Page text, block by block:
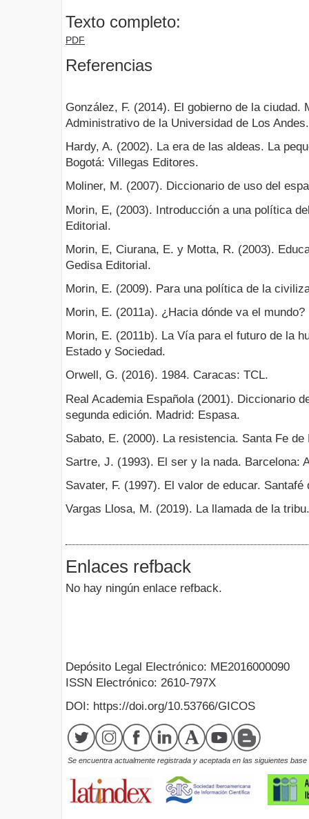
Texto completo:
PDF
Referencias
González, F. (2014). El gobierno de la ciudad.
Administrativo de la Universidad de Los Andes.
Hardy, A. (2002). La era de las aldeas. La
Bogotá: Villegas Editores.
Moliner, M. (2007). Diccionario de uso del
Morin, E, (2003). Introducción a una política
Editorial.
Morin, E, Ciurana, E. y Motta, R. (2003).
Gedisa Editorial.
Morin, E. (2009). Para una política de la
Morin, E. (2011a). ¿Hacia dónde va el
Morin, E. (2011b). La Vía para el futuro de la
Estado y Sociedad.
Orwell, G. (2016). 1984. Caracas: TCL.
Real Academia Española (2001). Diccionario
segunda edición. Madrid: Espasa.
Sabato, E. (2000). La resistencia. Santa Fe
Sartre, J. (1993). El ser y la nada. Barcelona:
Savater, F. (1997). El valor de educar. Santafé
Vargas Llosa, M. (2019). La llamada de la
Enlaces refback
No hay ningún enlace refback.
Depósito Legal Electrónico: ME2016000090
ISSN Electrónico: 2610-797X
DOI: https://doi.org/10.53766/GICOS
Se encuentra actualmente registrada y aceptada en las siguientes